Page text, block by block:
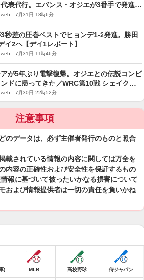
表代行。エバンス・オジエが3番手で発進／
ンランド デイ1
web 7月31日 18時6分
秒差の圧巻ベストでヒョンデ1-2発進。勝田
イ2へ【デイ1レポート】
web 7月31日 11時46分
が5年ぶり電撃復帰。オジエとの伝説コンビ
ドに帰ってきた／WRC第10戦 シェイクダ
web 7月30日 22時52分
注意事項
のデータは、必ず主催者発行のものと照合
載されている情報の内容に関しては万全を
内容の正確性および安全性を保証するもの
報に基づいて被ったいかなる損害について
および情報提供者は一切の責任を負いかね
) MLB 高校野球 侍ジャパン